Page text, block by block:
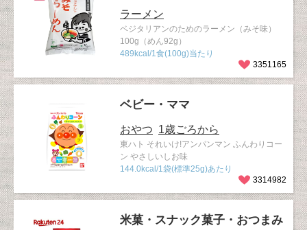
ラーメン
ベジタリアンのためのラーメン（みそ味）
100g（めん92g）
489kcal/1食(100g)当たり
3351165
ベビー・ママ
おやつ 1歳ごろから
東ハト それいけ!アンパンマン ふんわりコー
ン やさしいしお味
144.0kcal/1袋(標準25g)あたり
3314982
米菓・スナック菓子・おつまみ